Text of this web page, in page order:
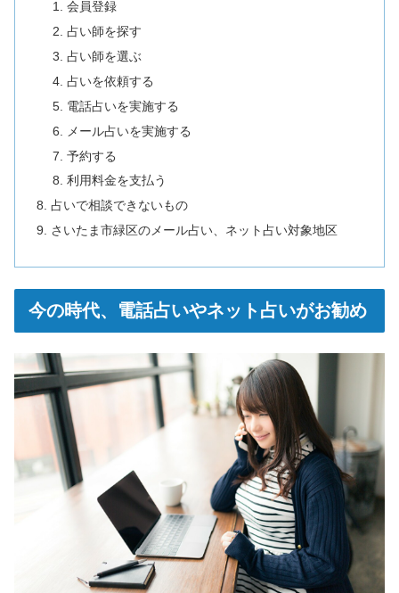
会員登録
占い師を探す
占い師を選ぶ
占いを依頼する
電話占いを実施する
メール占いを実施する
予約する
利用料金を支払う
占いで相談できないもの
さいたま市緑区のメール占い、ネット占い対象地区
今の時代、電話占いやネット占いがお勧め